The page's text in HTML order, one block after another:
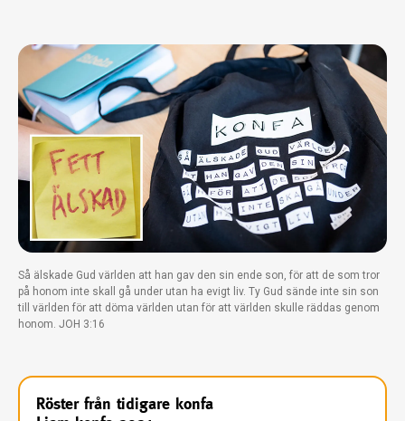
Så älskade Gud världen att han gav den sin ende son, för att de som tror
på honom inte skall gå under utan ha evigt liv. Ty Gud sände inte sin son
till världen för att döma världen utan för att världen skulle räddas genom
honom. JOH 3:16
Röster från tidigare konfa